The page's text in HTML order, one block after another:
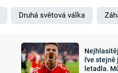
Záhady a
Druhá světová válka
řve stejně
letadla.